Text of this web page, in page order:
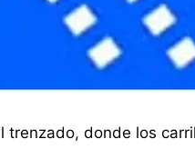
donde los